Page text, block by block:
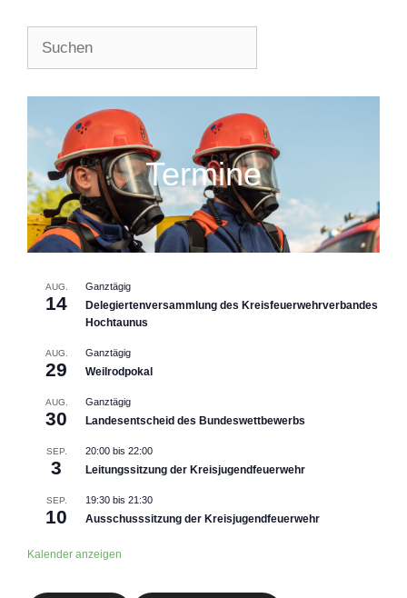
Termine
AUG.
14
Ganztägig
Delegiertenversammlung des Kreisfeuerwehrverbandes
Hochtaunus
AUG.
29
Ganztägig
Weilrodpokal
AUG.
30
Ganztägig
Landesentscheid des Bundeswettbewerbs
SEP.
3
20:00 bis 22:00
Leitungssitzung der Kreisjugendfeuerwehr
SEP.
10
19:30 bis 21:30
Ausschusssitzung der Kreisjugendfeuerwehr
Kalender anzeigen